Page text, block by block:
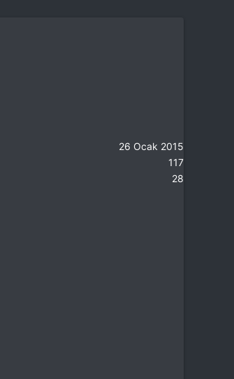
26 Ocak 2015
117
28